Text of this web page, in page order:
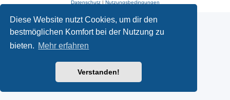
Diese Website nutzt Cookies, um dir den
bestmöglichen Komfort bei der Nutzung zu
bieten. Mehr erfahren
Verstanden!
Datenschutz| Nutzungsbedingungen